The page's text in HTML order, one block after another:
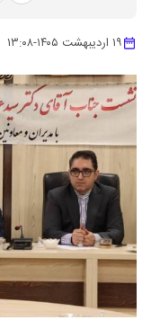
۱۹ اردیبهشت ۱۴۰۵ -۱۳:۰۸